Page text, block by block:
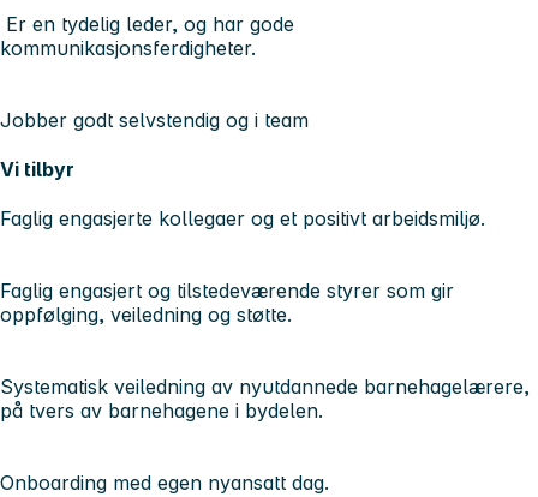
Er en tydelig leder, og har gode
kommunikasjonsferdigheter.
Jobber godt selvstendig og i team
Vi tilbyr
Faglig engasjerte kollegaer og et positivt arbeidsmiljø.
Faglig engasjert og tilstedeværende styrer som gir
oppfølging, veiledning og støtte.
Systematisk veiledning av nyutdannede barnehagelærere,
på tvers av barnehagene i bydelen.
Onboarding med egen nyansatt dag.